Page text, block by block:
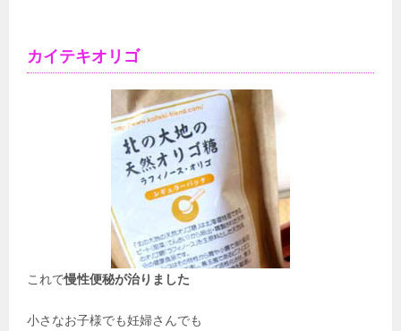
カイテキオリゴ
これで慢性便秘が治りました
小さなお子様でも妊婦さんでも